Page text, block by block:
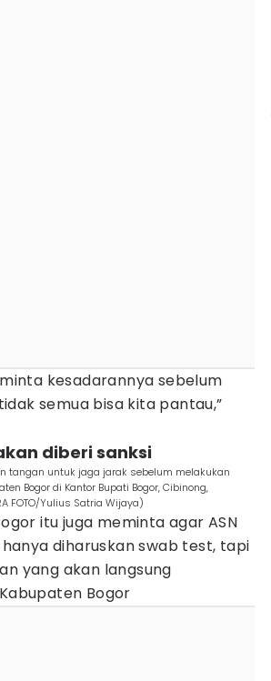
kesadarannya sebelum
semua bisa kita pantau,”
diberi sanksi
tangan untuk jaga jarak sebelum melakukan
Bogor di Kantor Bupati Bogor, Cibinong,
FOTO/Yulius Satria Wijaya)
itu juga meminta agar ASN
diharuskan swab test, tapi
yang akan langsung
Bogor